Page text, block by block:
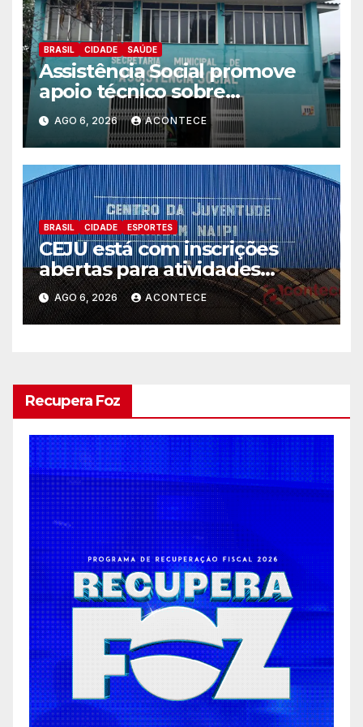
BRASIL CIDADE SAÚDE
Assistência Social promove
apoio técnico sobre
preparação e resposta a
situações de emergência e
calamidade pública
AGO 6, 2026 ACONTECE
BRASIL CIDADE ESPORTES
CEJU está com inscrições
abertas para atividades
gratuitas
AGO 6, 2026 ACONTECE
Recupera Foz